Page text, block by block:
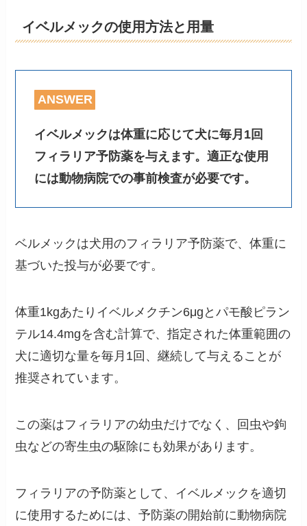
イベルメックの使用方法と用量
ANSWER
イベルメックは体重に応じて犬に毎月1回
フィラリア予防薬を与えます。適正な使用
には動物病院での事前検査が必要です。
ベルメックは犬用のフィラリア予防薬で、体重に
基づいた投与が必要です。
体重1kgあたりイベルメクチン6μgとパモ酸ピラン
テル14.4mgを含む計算で、指定された体重範囲の
犬に適切な量を毎月1回、継続して与えることが
推奨されています​​。
この薬はフィラリアの幼虫だけでなく、回虫や鉤
虫などの寄生虫の駆除にも効果があります。
フィラリアの予防薬として、イベルメックを適切
に使用するためには、予防薬の開始前に動物病院